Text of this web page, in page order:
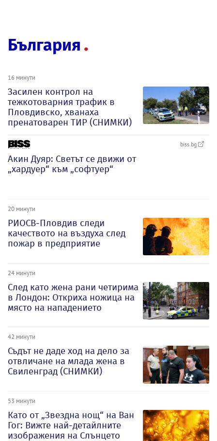
България
16 минути
Засилен контрол на
тежкотоварния трафик в
Пловдивско, хванаха
пренатоварен ТИР (СНИМКИ)
biss.bg
Акин Дуяр: Светът се движи от
„хардуер“ към „софтуер“
20 минути
РИОСВ-Пловдив следи
качеството на въздуха след
пожар в предприятие
24 минути
След като жена рани четирима
в Лондон: Откриха ножица на
място на нападението
42 минути
Съдът не даде ход на дело за
отвличане на млада жена в
Свиленград (СНИМКИ)
53 минути
Като от „Звездна нощ“ на Ван
Гог: Вижте най-детайлните
изображения на Слънцето